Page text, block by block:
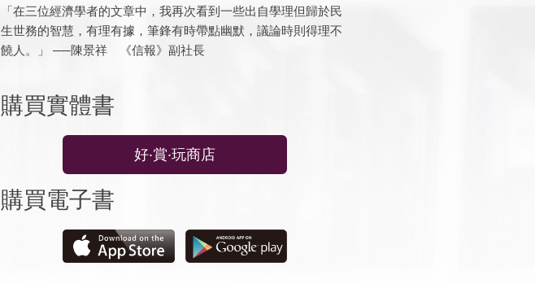
「在三位經濟學者的文章中，我再次看到一些出自學理但歸於民
生世務的智慧，有理有據，筆鋒有時帶點幽默，議論時則得理不
饒人。」 ──陳景祥 《信報》副社長
購買實體書
好‧賞‧玩商店
購買電子書